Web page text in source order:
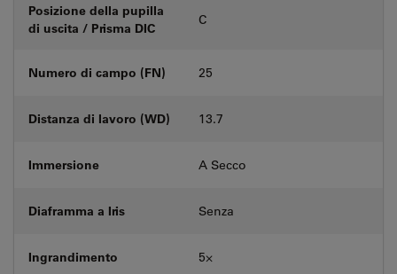
Posizione della pupilla
di uscita / Prisma DIC
C
Numero di campo (FN) 25
Distanza di lavoro (WD) 13.7
Immersione A Secco
Diaframma a Iris Senza
Ingrandimento 5⨉